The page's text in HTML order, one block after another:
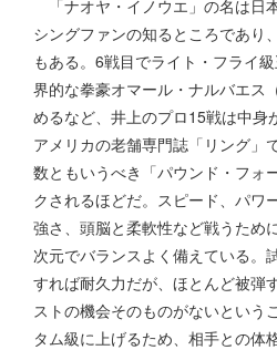
「ナオヤ・イノウエ」の名は日
シングファンの知るところであり
もある。6戦目でライト・フライ
界的な拳豪オマール・ナルバエス
めるなど、井上のプロ15戦は中身
アメリカの老舗専門誌「リング」
数ともいうべき「パウンド・フォ
クされるほどだ。スピード、パワ
強さ、頭脳と柔軟性など戦うため
次元でバランスよく備えている。
すれば耐久力だが、ほとんど被弾
ストの機会そのものがないという
タム級に上げるため、相手との体